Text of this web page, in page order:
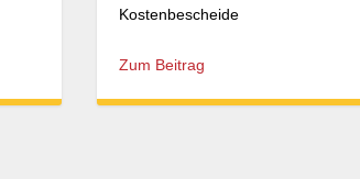
Kostenbescheide
Zum Beitrag